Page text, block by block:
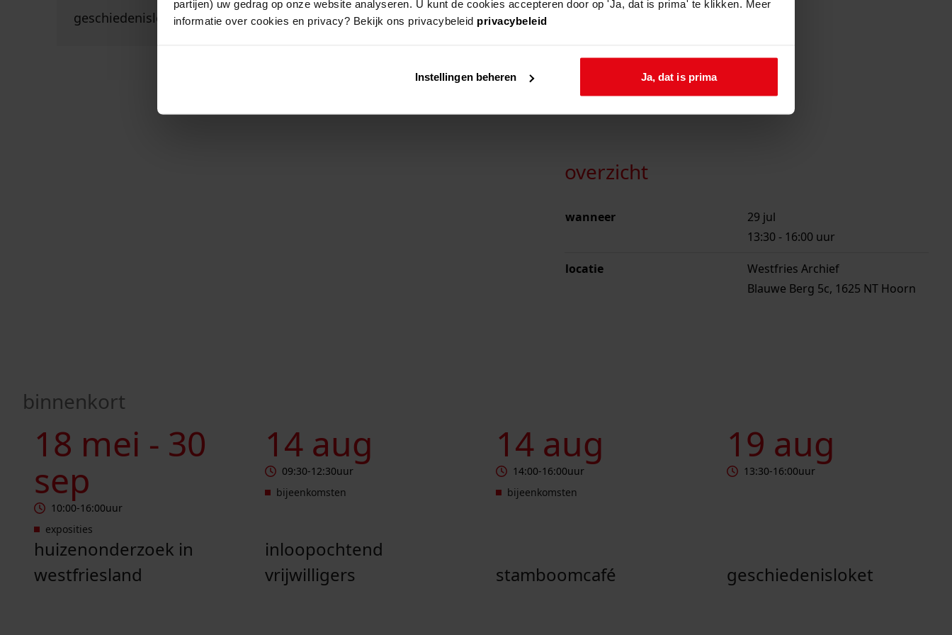
partijen) uw gedrag op onze website analyseren. U kunt de cookies accepteren door op 'Ja, dat is prima' te klikken. Meer
informatie over cookies en privacy? Bekijk ons privacybeleid privacybeleid
Instellingen beheren Ja, dat is prima
geschiedenisloket in het westfries archief
overzicht
wanneer
29 jul
13:30 - 16:00 uur
locatie
Westfries Archief
Blauwe Berg 5c, 1625 NT Hoorn
binnenkort
18 mei - 30
sep
10:00-16:00uur
exposities
huizenonderzoek in
westfriesland
14 aug
09:30-12:30uur
bijeenkomsten
inloopochtend
vrijwilligers
14 aug
14:00-16:00uur
bijeenkomsten
stamboomcafé
19 aug
13:30-16:00uur
geschiedenisloket